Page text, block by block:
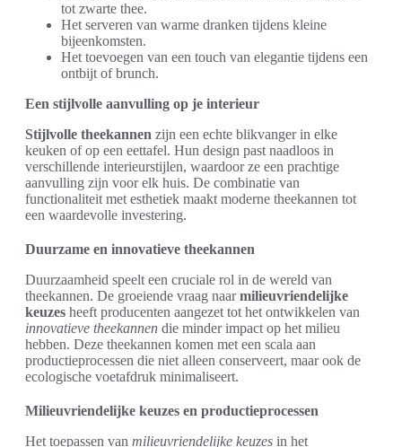
tot zwarte thee.
Het serveren van warme dranken tijdens kleine
bijeenkomsten.
Het toevoegen van een touch van elegantie tijdens een
ontbijt of brunch.
Een stijlvolle aanvulling op je interieur
Stijlvolle theekannen zijn een echte blikvanger in elke
keuken of op een eettafel. Hun design past naadloos in
verschillende interieurstijlen, waardoor ze een prachtige
aanvulling zijn voor elk huis. De combinatie van
functionaliteit met esthetiek maakt moderne theekannen tot
een waardevolle investering.
Duurzame en innovatieve theekannen
Duurzaamheid speelt een cruciale rol in de wereld van
theekannen. De groeiende vraag naarmilieuvriendelijke
keuzes heeft producenten aangezet tot het ontwikkelen van
innovatieve theekannen die minder impact op het milieu
hebben. Deze theekannen komen met een scala aan
productieprocessen die niet alleen conserveert, maar ook de
ecologische voetafdruk minimaliseert.
Milieuvriendelijke keuzes en productieprocessen
Het toepassen van milieuvriendelijke keuzes in het